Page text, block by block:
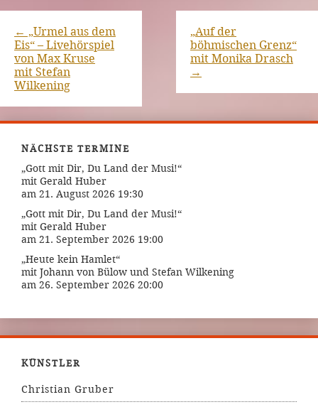
← „Urmel aus dem
Eis“ – Livehörspiel
von Max Kruse
mit Stefan
Wilkening
„Auf der
böhmischen Grenz“
mit Monika Drasch
→
NÄCHSTE TERMINE
„Gott mit Dir, Du Land der Musi!“
mit Gerald Huber
am 21. August 2026 19:30
„Gott mit Dir, Du Land der Musi!“
mit Gerald Huber
am 21. September 2026 19:00
„Heute kein Hamlet“
mit Johann von Bülow und Stefan Wilkening
am 26. September 2026 20:00
KÜNSTLER
Christian Gruber